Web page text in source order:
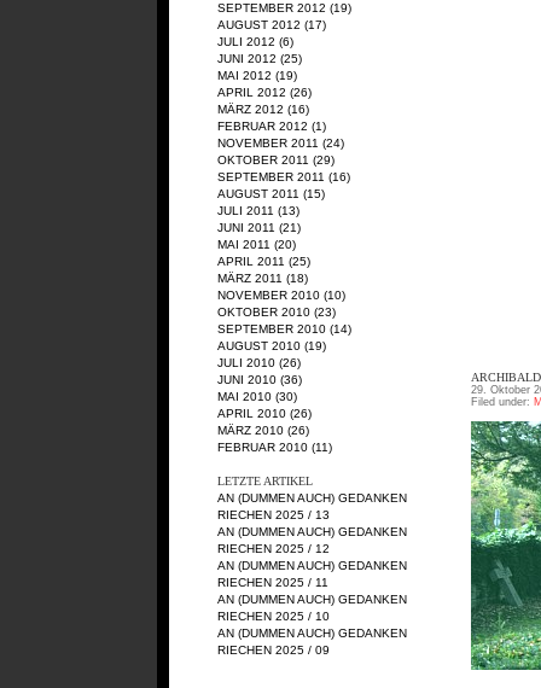
SEPTEMBER 2012 (19)
AUGUST 2012 (17)
JULI 2012 (6)
JUNI 2012 (25)
MAI 2012 (19)
APRIL 2012 (26)
MÄRZ 2012 (16)
FEBRUAR 2012 (1)
NOVEMBER 2011 (24)
OKTOBER 2011 (29)
SEPTEMBER 2011 (16)
AUGUST 2011 (15)
JULI 2011 (13)
JUNI 2011 (21)
MAI 2011 (20)
APRIL 2011 (25)
MÄRZ 2011 (18)
NOVEMBER 2010 (10)
OKTOBER 2010 (23)
SEPTEMBER 2010 (14)
AUGUST 2010 (19)
JULI 2010 (26)
JUNI 2010 (36)
MAI 2010 (30)
APRIL 2010 (26)
MÄRZ 2010 (26)
FEBRUAR 2010 (11)
LETZTE ARTIKEL
AN (DUMMEN AUCH) GEDANKEN
RIECHEN 2025 / 13
AN (DUMMEN AUCH) GEDANKEN
RIECHEN 2025 / 12
AN (DUMMEN AUCH) GEDANKEN
RIECHEN 2025 / 11
AN (DUMMEN AUCH) GEDANKEN
RIECHEN 2025 / 10
AN (DUMMEN AUCH) GEDANKEN
RIECHEN 2025 / 09
29. Oktober
Filed under: